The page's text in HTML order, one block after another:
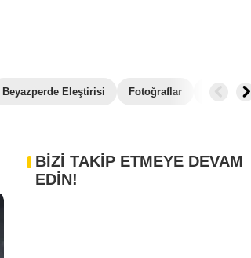
Beyazperde Eleştirisi Fotoğraflar Box Office
BİZİ TAKİP ETMEYE DEVAM
EDİN!